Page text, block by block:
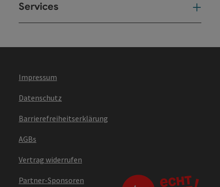
Services
Impressum
Datenschutz
Barrierefreiheitserklärung
AGBs
Vertrag widerrufen
Partner-Sponsoren